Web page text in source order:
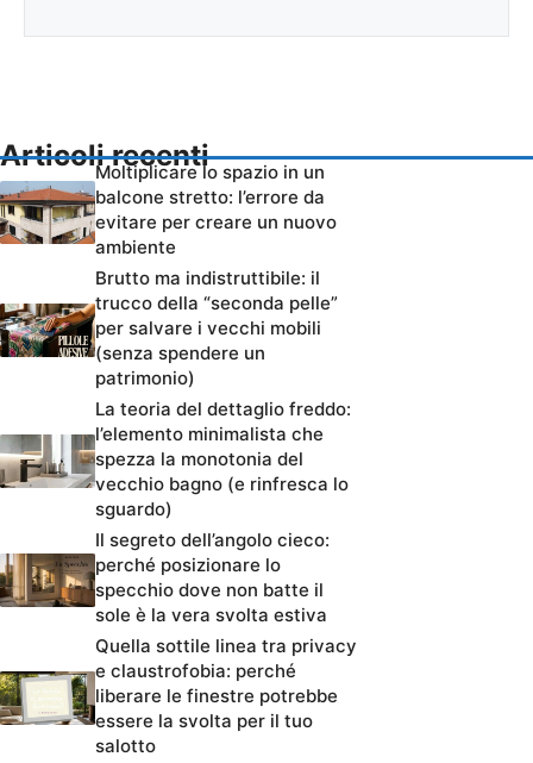
Articoli recenti
Moltiplicare lo spazio in un
balcone stretto: l’errore da
evitare per creare un nuovo
ambiente
Brutto ma indistruttibile: il
trucco della “seconda pelle”
per salvare i vecchi mobili
(senza spendere un
patrimonio)
La teoria del dettaglio freddo:
l’elemento minimalista che
spezza la monotonia del
vecchio bagno (e rinfresca lo
sguardo)
Il segreto dell’angolo cieco:
perché posizionare lo
specchio dove non batte il
sole è la vera svolta estiva
Quella sottile linea tra privacy
e claustrofobia: perché
liberare le finestre potrebbe
essere la svolta per il tuo
salotto